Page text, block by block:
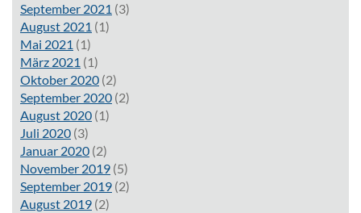
September 2021 (3)
August 2021 (1)
Mai 2021 (1)
März 2021 (1)
Oktober 2020 (2)
September 2020 (2)
August 2020 (1)
Juli 2020 (3)
Januar 2020 (2)
November 2019 (5)
September 2019 (2)
August 2019 (2)